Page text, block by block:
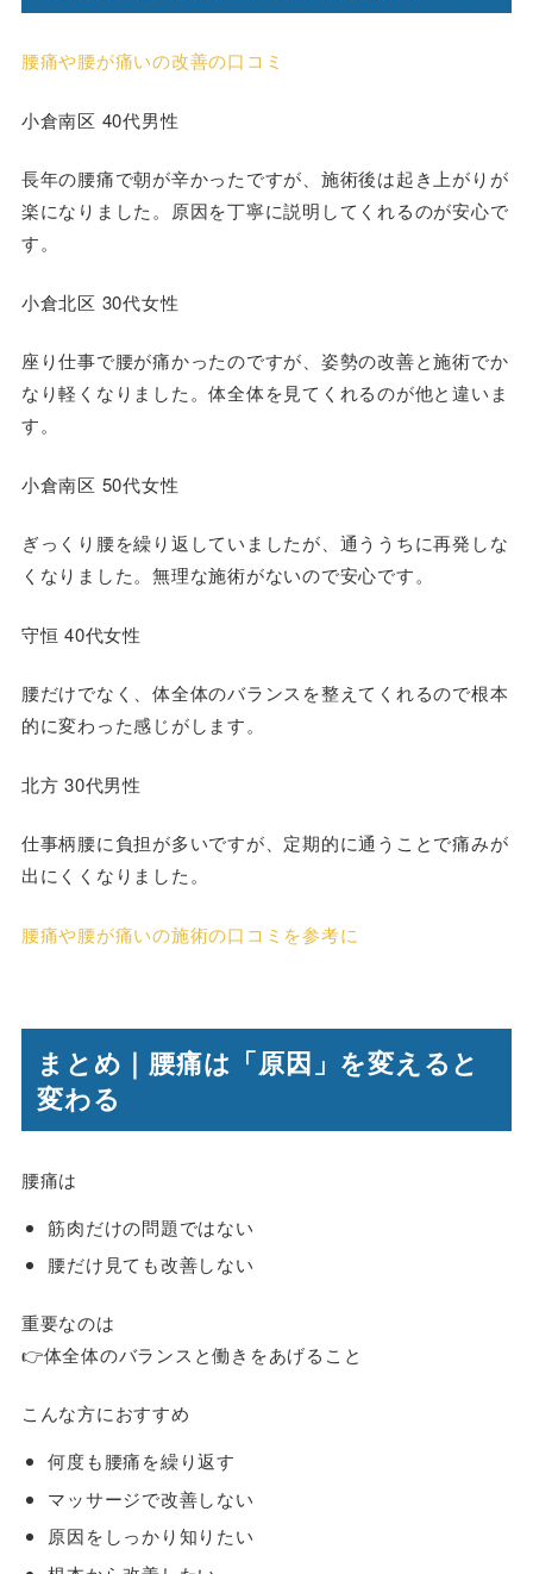
腰痛や腰が痛いの改善の口コミ
小倉南区 40代男性
長年の腰痛で朝が辛かったですが、施術後は起き上がりが
楽になりました。原因を丁寧に説明してくれるのが安心で
す。
小倉北区 30代女性
座り仕事で腰が痛かったのですが、姿勢の改善と施術でか
なり軽くなりました。体全体を見てくれるのが他と違いま
す。
小倉南区 50代女性
ぎっくり腰を繰り返していましたが、通ううちに再発しな
くなりました。無理な施術がないので安心です。
守恒 40代女性
腰だけでなく、体全体のバランスを整えてくれるので根本
的に変わった感じがします。
北方 30代男性
仕事柄腰に負担が多いですが、定期的に通うことで痛みが
出にくくなりました。
腰痛や腰が痛いの施術の口コミを参考に
まとめ｜腰痛は「原因」を変えると
変わる
腰痛は
筋肉だけの問題ではない
腰だけ見ても改善しない
重要なのは
👉体全体のバランスと働きをあげること
こんな方におすすめ
何度も腰痛を繰り返す
マッサージで改善しない
原因をしっかり知りたい